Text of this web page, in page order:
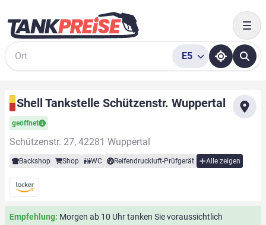
Suche
E5
Shell Tankstelle Schützenstr. Wuppertal
geöffnet
Schützenstr. 27, 42281 Wuppertal
Backshop Shop WC Reifendruckluft-Prüfgerät Alle zeigen
Empfehlung: Morgen ab 10 Uhr tanken Sie voraussichtlich